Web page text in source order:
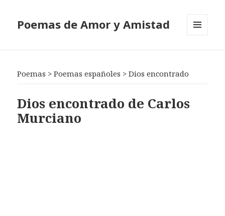
Poemas de Amor y Amistad
Poemas >Poemas españoles >Dios encontrado
Dios encontrado de Carlos
Murciano